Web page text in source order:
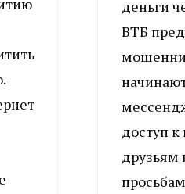
деньги
ВТБ
доступ
друзьям